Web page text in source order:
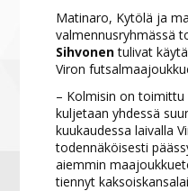
Matinaro, Kytölä ja
valmennusryhmässä
Sihvonentulivat
Viron
– Kolmisin on toimittu
kuljetaan yhdessä
kuukaudessa laivalla
todennäköisesti
aiemmin
tiennyt